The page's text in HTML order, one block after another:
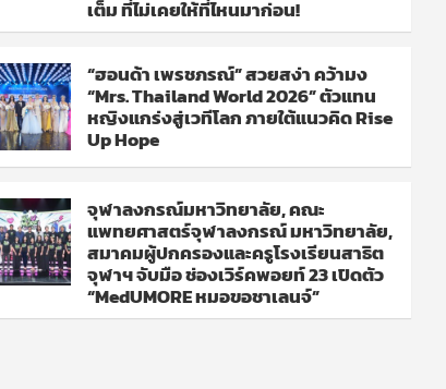
เต็ม ที่ไม่เคยให้ที่ไหนมาก่อน!
“ฮอนด้า เพรชภรณ์” สวยสง่า คว้ามง
“Mrs. Thailand World 2026” ตัวแทน
หญิงแกร่งสู่เวทีโลก ภายใต้แนวคิด Rise
Up Hope
จุฬาลงกรณ์มหาวิทยาลัย, คณะ
แพทยศาสตร์จุฬาลงกรณ์ มหาวิทยาลัย,
สมาคมผู้ปกครองและครูโรงเรียนสาธิต
จุฬาฯ จับมือ ช่องเวิร์คพอยท์ 23 เปิดตัว
“MedUMORE หมอขอชาเลนจ์”